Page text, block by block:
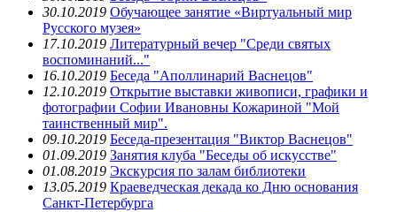
30.10.2019 Обучающее занятие «Виртуальный мир
Русского музея»
17.10.2019 Литературный вечер "Среди святых
воспоминаний..."
16.10.2019 Беседа "Аполлинарий Васнецов"
12.10.2019 Открытие выставки живописи, графики и
фотографии Софии Ивановны Кожариной "Мой
таинственный мир".
09.10.2019 Беседа-презентация "Виктор Васнецов"
01.09.2019 Занятия клуба "Беседы об искусстве"
01.08.2019 Экскурсия по залам библиотеки
13.05.2019 Краеведческая декада ко Дню основания
Санкт-Петербурга